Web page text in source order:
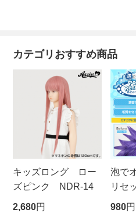
カテゴリおすすめ商品
キッズロング ロー
ズピンク NDR-14
2,680円
泡で
リセ
980円